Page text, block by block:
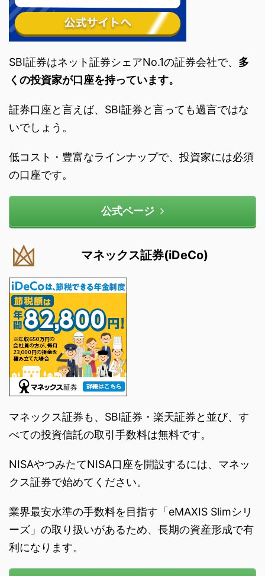
SBI証券はネット証券シェアNo.1の証券会社で、 多
くの投資家が口座を持っています。
証券口座と言えば、SBI証券と言っても過言ではな
いでしょう。
低コスト・豊富なラインナップで、投資家には必須
の口座です。
公式ページ
マネックス証券(iDeCo)
マネックス証券も、SBI証券・楽天証券と並び、す
べての投資信託の取引手数料は無料です。
NISAやつみたてNISA口座を開設するには、マネッ
クス証券で始めてください。
業界最安水準の手数料を目指す「eMAXIS Slimシリ
ーズ」の取り扱いがあるため、長期の資産形成で有
利になります。